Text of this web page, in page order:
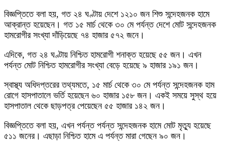
বিজ্ঞপ্তিতে বলা হয়, গত ২৪ ঘণ্টায় দেশে ১২১০ জন শিশু সন্দেহজনক হামে
আক্রান্ত হয়েছেন। গত ১৫ মার্চ থেকে ৩০ মে পর্যন্ত দেশে মোট সন্দেহজনক
হামরোগীর সংখ্যা দাঁড়িয়েছে ৭৪ হাজার ৫৭২ জনে।
এদিকে, গত ২৪ ঘণ্টায় নিশ্চিত হামরোগী শনাক্ত হয়েছে ৫৫ জন। এখন
পর্যন্ত মোট নিশ্চিত হামরোগীর সংখ্যা বেড়ে হয়েছে ৯ হাজার ১৯১ জন।
স্বাস্থ্য অধিদপ্তরের তথ্যমতে, ১৫ মার্চ থেকে ৩০ মে পর্যন্ত সন্দেহজনক হাম
রোগে হাসপাতালে ভর্তি হয়েছেন ৬০ হাজার ১৫৮ জন। একই সময়ে সুস্থ হয়ে
হাসপাতাল থেকে ছাড়পত্র পেয়েছেন ৫৫ হাজার ১৪২ জন।
বিজ্ঞপ্তিতে বলা হয়, এখন পর্যন্ত পর্যন্ত সন্দেহজনক হামে মোট মৃত্যু হয়েছে
৫১১ জনের। এছাড়া নিশ্চিত হামে এ পর্যন্ত মারা গেছেন ৯০ জন।